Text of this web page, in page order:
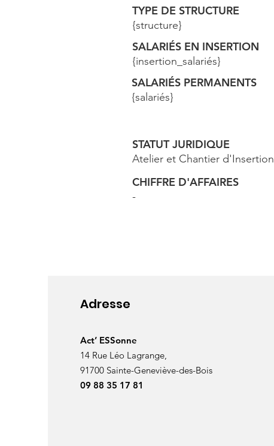
TYPE DE STRUCTURE
{structure}
SALARIÉS EN INSERTION
{insertion_salariés}
SALARIÉS PERMANENTS
{salariés}
STATUT JURIDIQUE
Atelier et Chantier d'Insertion
CHIFFRE D'AFFAIRES
-
Adresse
Act’ ESSonne
14 Rue Léo Lagrange,
91700 Sainte-Geneviève-des-Bois
09 88 35 17 81